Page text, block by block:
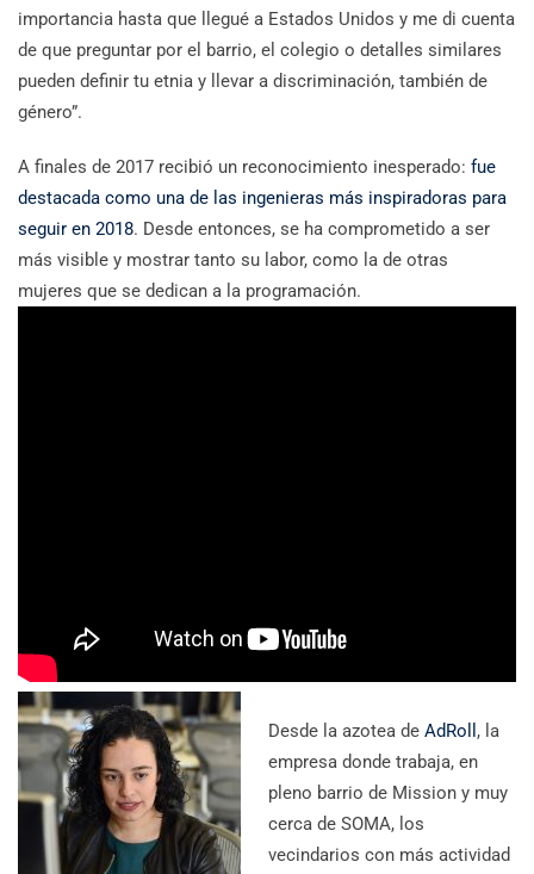
importancia hasta que llegué a Estados Unidos y me di cuenta
de que preguntar por el barrio, el colegio o detalles similares
pueden definir tu etnia y llevar a discriminación, también de
género”.
A finales de 2017 recibió un reconocimiento inesperado: fue
destacada como una de las ingenieras más inspiradoras para
seguir en 2018. Desde entonces, se ha comprometido a ser
más visible y mostrar tanto su labor, como la de otras
mujeres que se dedican a la programación.
Desde la azotea de AdRoll , la
empresa donde trabaja, en
pleno barrio de Mission y muy
cerca de SOMA, los
vecindarios con más actividad